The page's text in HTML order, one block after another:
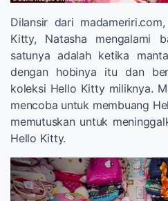
Dilansir dari
Kitty, Natasha mengalami
satunya adalah ketika
dengan hobinya itu dan
koleksi Hello Kitty miliknya.
mencoba untuk membuang
memutuskan untuk
Hello Kitty.